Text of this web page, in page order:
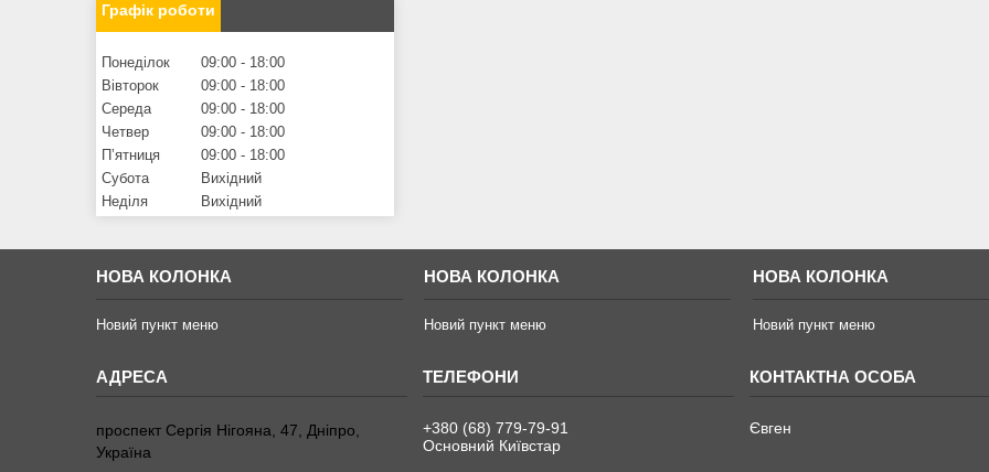
Графік роботи
Понеділок 09:00
18:00
Вівторок
09:00
18:00
Середа
09:00
18:00
Четвер
09:00
18:00
Пʼятниця
09:00
18:00
Субота
Вихідний
Неділя
Вихідний
НОВА КОЛОНКА
Новий пункт меню
НОВА КОЛОНКА
Новий пункт меню
НОВА КОЛОНКА
Новий пункт меню
проспект Сергія Нігояна, 47, Дніпро,
Україна
+380 (68) 779-79-91
Основний Київстар
Євген